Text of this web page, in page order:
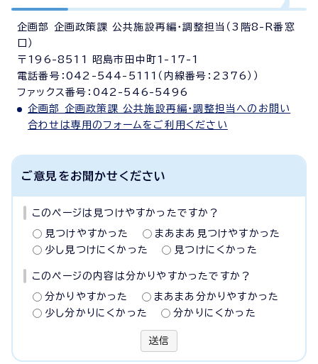
企画部 企画政策課 公共施設再編・調整担当（3階8-R番窓
口）
〒196-8511 昭島市田中町1-17-1
電話番号：042-544-5111（内線番号：2376））
ファックス番号：042-546-5496
企画部 企画政策課 公共施設再編・調整担当へのお問い
合わせは専用のフォームをご利用ください
ご意見をお聞かせください
このページは見つけやすかったですか？
見つけやすかった
まあまあ見つけやすかった
少し見つけにくかった
見つけにくかった
このページの内容は分かりやすかったですか？
分かりやすかった
まあまあ分かりやすかった
少し分かりにくかった
分かりにくかった
送信